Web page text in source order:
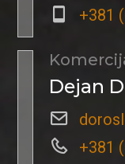
+381
Dejan
+381